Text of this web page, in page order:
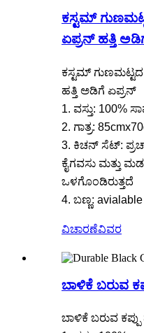
ಕಸ್ಟಮ್
ಏಪ್ರನ್ ಹತ್ತಿ
ಕಸ್ಟಮ್
ಹತ್ತಿ ಅಡಿಗೆ ಏಪ್ರನ್
1. ವಸ್ತು: 100%
2. ಗಾತ್ರ:
3. ಕಿಚನ್ ಸೆಟ್:
ಕೈಗವಸು ಮತ್ತು
ಒಳಗೊಂಡಿರುತ್ತದೆ
4. ಬಣ್ಣ:
ವಿಚಾರಣೆವಿವರ
ಬಾಳಿಕೆ ಬರುವ
ಬಾಳಿಕೆ ಬರುವ